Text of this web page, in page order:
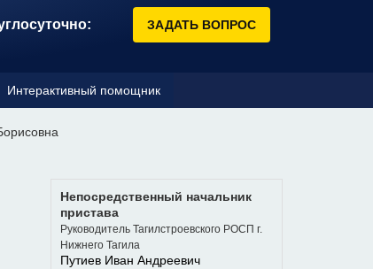
Интерактивный помощник
Непосредственный начальник
пристава
Руководитель Тагилстроевского РОСП г.
Нижнего Тагила
Путиев Иван Андреевич